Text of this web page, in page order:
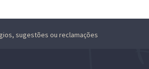
sugestões ou reclamações